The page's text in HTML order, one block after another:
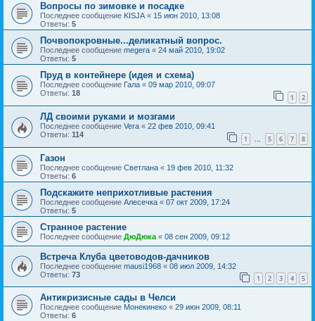
Вопросы по зимовке и посадке
Последнее сообщение KISJA « 15 июн 2010, 13:08
Ответы: 5
Почвопокровные...деликатный вопрос.
Последнее сообщение megera « 24 май 2010, 19:02
Ответы: 5
Пруд в контейнере (идея и схема)
Последнее сообщение Гала « 09 мар 2010, 09:07
Ответы: 18 1 2
ЛД своими руками и мозгами
Последнее сообщение Vera « 22 фев 2010, 09:41
Ответы: 114 1 … 5 6 7 8
Газон
Последнее сообщение Светлана « 19 фев 2010, 11:32
Ответы: 6
Подскажите неприхотливые растения
Последнее сообщение Алесечка « 07 окт 2009, 17:24
Ответы: 5
Странное растение
Последнее сообщение ДюДюка « 08 сен 2009, 09:12
Встреча Клуба цветоводов-дачников
Последнее сообщение mausi1968 « 08 июл 2009, 14:32
Ответы: 73 1 2 3 4 5
Антикризисные сады в Челси
Последнее сообщение Монекинеко « 29 июн 2009, 08:11
Ответы: 6